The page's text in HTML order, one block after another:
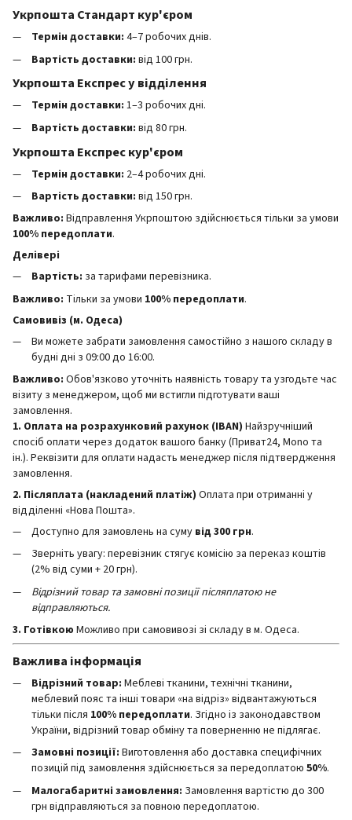
Укрпошта Стандарт кур'єром
Термін доставки: 4–7 робочих днів.
Вартість доставки: від 100 грн.
Укрпошта Експрес у відділення
Термін доставки: 1–3 робочих дні.
Вартість доставки: від 80 грн.
Укрпошта Експрес кур'єром
Термін доставки: 2–4 робочих дні.
Вартість доставки: від 150 грн.
Важливо: Відправлення Укрпоштою здійснюється тільки за умови
100% передоплати.
Делівері
Вартість: за тарифами перевізника.
Важливо: Тільки за умови 100% передоплати.
Самовивіз (м. Одеса)
Ви можете забрати замовлення самостійно з нашого складу в
будні дні з 09:00 до 16:00.
Важливо: Обов'язково уточніть наявність товару та узгодьте час
візиту з менеджером, щоб ми встигли підготувати ваші
замовлення.
1. Оплата на розрахунковий рахунок (IBAN) Найзручніший
спосіб оплати через додаток вашого банку (Приват24, Mono та
ін.). Реквізити для оплати надасть менеджер після підтвердження
замовлення.
2. Післяплата (накладений платіж) Оплата при отриманні у
відділенні «Нова Пошта».
Доступно для замовлень на суму від 300 грн.
Зверніть увагу: перевізник стягує комісію за переказ коштів
(2% від суми + 20 грн).
Відрізний товар та замовні позиції післяплатою не
відправляються.
3. Готівкою Можливо при самовивозі зі складу в м. Одеса.
Важлива інформація
Відрізний товар: Меблеві тканини, технічні тканини,
меблевий пояс та інші товари «на відріз» відвантажуються
тільки після 100% передоплати. Згідно із законодавством
України, відрізний товар обміну та поверненню не підлягає.
Замовні позиції: Виготовлення або доставка специфічних
позицій під замовлення здійснюється за передоплатою 50%.
Малогабаритні замовлення: Замовлення вартістю до 300
грн відправляються за повною передоплатою.